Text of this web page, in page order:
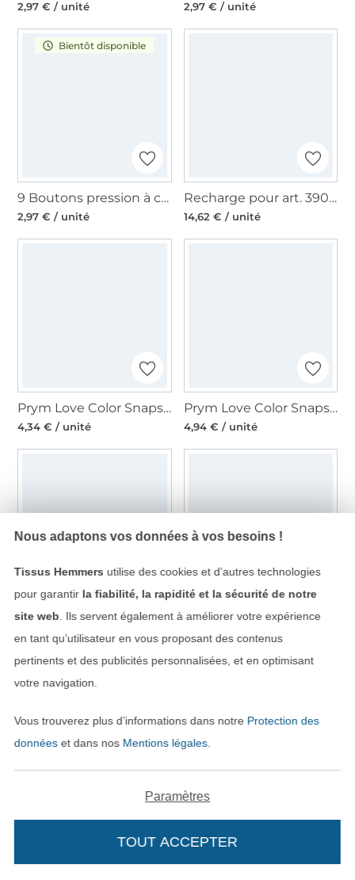
2,97 € / unité 2,97 € / unité
Bientôt disponible
9 Boutons pression à coudre 21 mm, anthracite
2,97 € / unité
Recharge pour art. 390360 boutons pression jersey sans outil 10mm ar
14,62 € / unité
Prym Love Color Snaps Mini Boutons pression, menthe
4,34 € / unité
Prym Love Color Snaps Mini Jeu d´outils
4,94 € / unité
Prym Trépied outil pour produits sans couture
10,59 € / unité 8,27 € / unité
13,61 € / unité
Nous adaptons vos données à vos besoins !
Tissus Hemmers utilise des cookies et d’autres technologies
pour garantir la fiabilité, la rapidité et la sécurité de notre
site web . Ils servent également à améliorer votre expérience
en tant qu’utilisateur en vous proposant des contenus
pertinents et des publicités personnalisées, et en optimisant
votre navigation.
Vous trouverez plus d’informations dans notre Protection des
donnéeset dans nos Mentions légales.
Paramètres
TOUT ACCEPTER